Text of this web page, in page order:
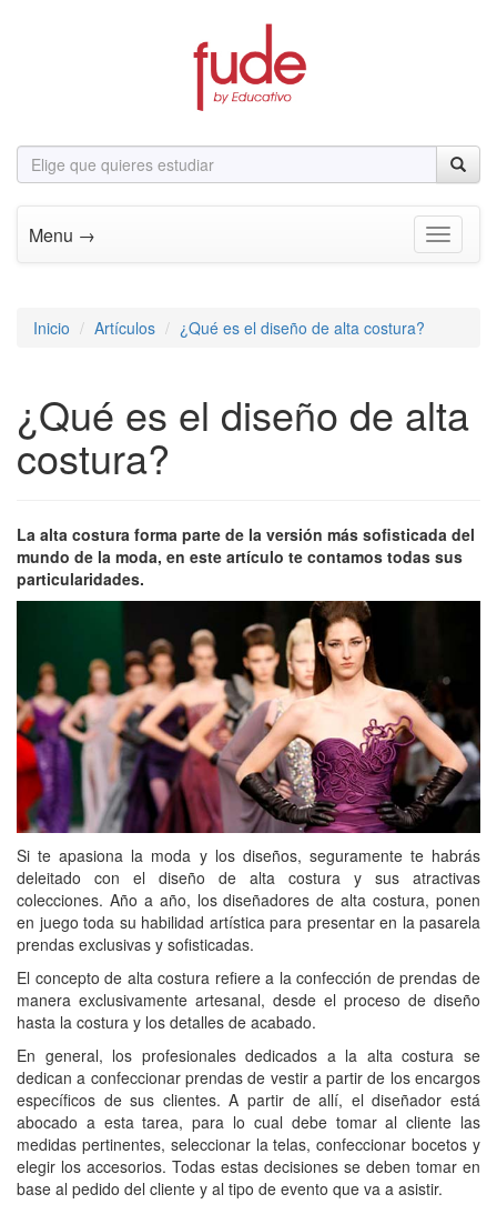
Menu → Toggle
Inicio Artículos ¿Qué es el diseño de alta costura?
¿Qué es el diseño de alta
costura?
La alta costura forma parte de la versión más sofisticada del
mundo de la moda, en este artículo te contamos todas sus
particularidades.
Si te apasiona la moda y los diseños, seguramente te habrás
deleitado con el diseño de alta costura y sus atractivas
colecciones. Año a año, los diseñadores de alta costura, ponen
en juego toda su habilidad artística para presentar en la pasarela
prendas exclusivas y sofisticadas.
El concepto de alta costura refiere a la confección de prendas de
manera exclusivamente artesanal, desde el proceso de diseño
hasta la costura y los detalles de acabado.
En general, los profesionales dedicados a la alta costura se
dedican a confeccionar prendas de vestir a partir de los encargos
específicos de sus clientes. A partir de allí, el diseñador está
abocado a esta tarea, para lo cual debe tomar al cliente las
medidas pertinentes, seleccionar la telas, confeccionar bocetos y
elegir los accesorios. Todas estas decisiones se deben tomar en
base al pedido del cliente y al tipo de evento que va a asistir.